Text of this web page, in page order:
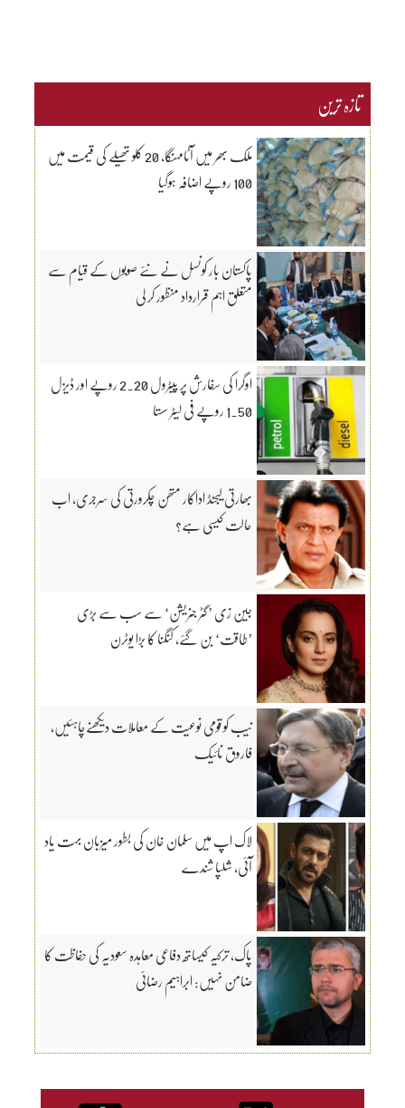
تازہ ترین
ملک بھر میں آٹامہنگا، 20 کلو تھیلے کی قیمت میں
100 روپے اضافہ ہوگیا
پاکستان بار کونسل نے نئے صوبوں کے قیام سے
متعلق اہم قرارداد منظور کر لی
اوگرا کی سفارش پر پیٹرول 2.20 روپے اور ڈیزل
1.50 روپے فی لیٹر سستا
بھارتی لیجنڈ اداکار متھن چکرورتی کی سرجری، اب
حالت کیسی ہے؟
جین زی ’گٹر جنریشن‘ سے سب سے بڑی
’طاقت‘ بن گئے، کنگنا کا بڑا یوٹرن
نیب کو قومی نوعیت کے معاملات دیکھنےچاہئیں،
فاروق نائیک
لاک اپ میں سلمان خان کی بطور میزبان بہت یاد
آئی، شلپا شندے
پاک، ترکیہ کیساتھ دفاعی معاہدہ سعودیہ کی حفاظت کا
ضامن نہیں: ابراہیم رضائی